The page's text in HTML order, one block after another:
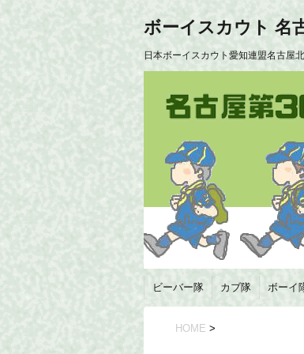
ボーイスカウト 名
日本ボーイスカウト愛知連盟名古屋
ビーバー隊 カブ隊 ボーイ
HOME >